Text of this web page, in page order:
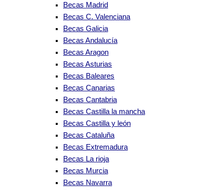
Becas Madrid
Becas C. Valenciana
Becas Galicia
Becas Andalucía
Becas Aragon
Becas Asturias
Becas Baleares
Becas Canarias
Becas Cantabria
Becas Castilla la mancha
Becas Castilla y león
Becas Cataluña
Becas Extremadura
Becas La rioja
Becas Murcia
Becas Navarra